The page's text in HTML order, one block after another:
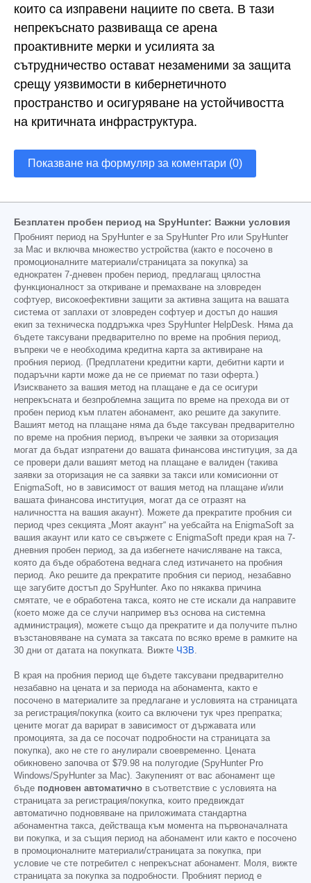
които са изправени нациите по света. В тази
непрекъснато развиваща се арена
проактивните мерки и усилията за
сътрудничество остават незаменими за защита
срещу уязвимости в кибернетичното
пространство и осигуряване на устойчивостта
на критичната инфраструктура.
Показване на формуляр за коментари (0)
Безплатен пробен период на SpyHunter: Важни условия
Пробният период на SpyHunter е за SpyHunter Pro или SpyHunter
за Mac и включва множество устройства (както е посочено в
промоционалните материали/страницата за покупка) за
еднократен 7-дневен пробен период, предлагащ цялостна
функционалност за откриване и премахване на зловреден
софтуер, високоефективни защити за активна защита на вашата
система от заплахи от зловреден софтуер и достъп до нашия
екип за техническа поддръжка чрез SpyHunter HelpDesk. Няма да
бъдете таксувани предварително по време на пробния период,
въпреки че е необходима кредитна карта за активиране на
пробния период. (Предплатени кредитни карти, дебитни карти и
подаръчни карти може да не се приемат по тази оферта.)
Изискването за вашия метод на плащане е да се осигури
непрекъсната и безпроблемна защита по време на прехода ви от
пробен период към платен абонамент, ако решите да закупите.
Вашият метод на плащане няма да бъде таксуван предварително
по време на пробния период, въпреки че заявки за оторизация
могат да бъдат изпратени до вашата финансова институция, за да
се провери дали вашият метод на плащане е валиден (такива
заявки за оторизация не са заявки за такси или комисионни от
EnigmaSoft, но в зависимост от вашия метод на плащане и/или
вашата финансова институция, могат да се отразят на
наличността на вашия акаунт). Можете да прекратите пробния си
период чрез секцията „Моят акаунт“ на уебсайта на EnigmaSoft за
вашия акаунт или като се свържете с EnigmaSoft преди края на 7-
дневния пробен период, за да избегнете начисляване на такса,
която да бъде обработена веднага след изтичането на пробния
период. Ако решите да прекратите пробния си период, незабавно
ще загубите достъп до SpyHunter. Ако по някаква причина
смятате, че е обработена такса, която не сте искали да направите
(което може да се случи например въз основа на системна
администрация), можете също да прекратите и да получите пълно
възстановяване на сумата за таксата по всяко време в рамките на
30 дни от датата на покупката. Вижте ЧЗВ.
В края на пробния период ще бъдете таксувани предварително
незабавно на цената и за периода на абонамента, както е
посочено в материалите за предлагане и условията на страницата
за регистрация/покупка (които са включени тук чрез препратка;
цените могат да варират в зависимост от държавата или
промоцията, за да се посочат подробности на страницата за
покупка), ако не сте го анулирали своевременно. Цената
обикновено започва от $79.98 на полугодие (SpyHunter Pro
Windows/SpyHunter за Mac). Закупеният от вас абонамент ще
бъде подновен автоматично в съответствие с условията на
страницата за регистрация/покупка, които предвиждат
автоматично подновяване на приложимата стандартна
абонаментна такса, действаща към момента на първоначалната
ви покупка, и за същия период на абонамент или както е посочено
в промоционалните материали/страницата за покупка, при
условие че сте потребител с непрекъснат абонамент. Моля, вижте
страницата за покупка за подробности. Пробният период е